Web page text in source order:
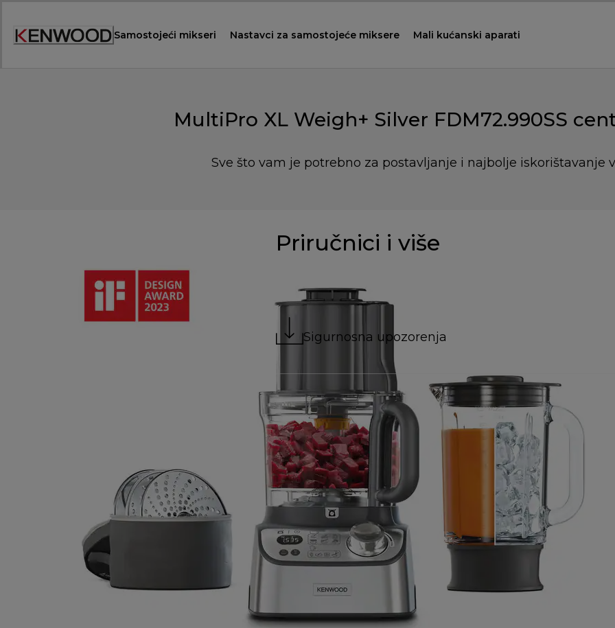
Content
Samostojeći mikseri Nastavci za samostojeće miksere Mali kućanski aparati
MultiPro XL Weigh+ Silver FDM72.990SS
Sve što vam je potrebno za postavljanje i najbolje iskorištavanje
Priručnici i više
Sigurnosna upozorenja